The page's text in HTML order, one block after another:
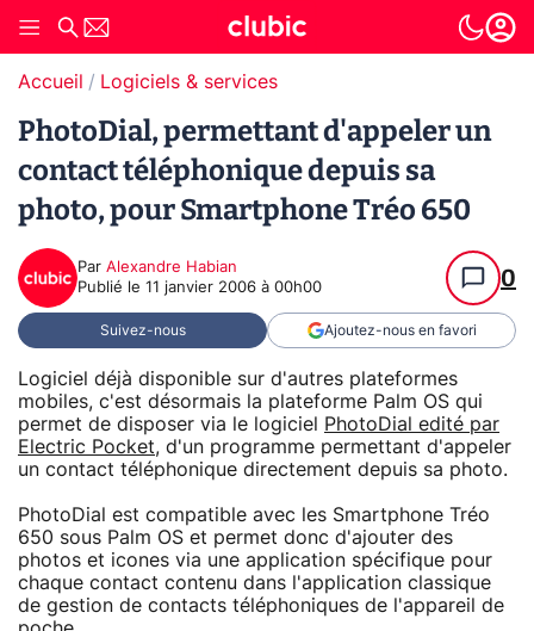
Accueil Logiciels & services
PhotoDial, permettant d'appeler un
contact téléphonique depuis sa
photo, pour Smartphone Tréo 650
Par Alexandre Habian
Publié le 11 janvier 2006 à 00h00 0
Suivez-nous Ajoutez-nous en favori
Logiciel déjà disponible sur d'autres plateformes
mobiles, c'est désormais la plateforme Palm OS qui
permet de disposer via le logiciel
PhotoDial edité par
Electric Pocket, d'un programme permettant d'appeler
un contact téléphonique directement depuis sa photo.
PhotoDial est compatible avec les Smartphone Tréo
650 sous Palm OS et permet donc d'ajouter des
photos et icones via une application spécifique pour
chaque contact contenu dans l'application classique
de gestion de contacts téléphoniques de l'appareil de